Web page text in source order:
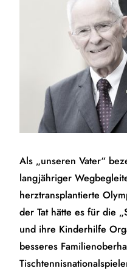
Als „unseren Vater“
langjähriger
herztransplantierte
der Tat hätte es für die
und ihre Kinderhilfe
besseres